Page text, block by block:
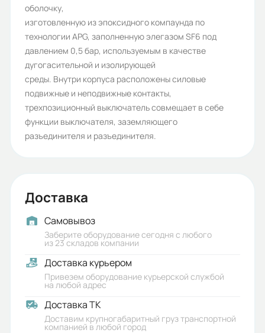
оболочку,
изготовленную из эпоксидного компаунда по
технологии APG, заполненную элегазом SF6 под
давлением 0,5 бар, используемым в качестве
дугогасительной и изолирующей
среды. Внутри корпуса расположены силовые
подвижные и неподвижные контакты,
трехпозиционный выключатель совмещает в себе
функции выключателя, заземляющего
разъединителя и разъединителя.
Доставка
Самовывоз
Заберите оборудование сегодня с любого
из 23 складов компании
Доставка курьером
Привезем оборудование курьерской службой
на любой адрес
Доставка ТК
Доставим крупногабаритный груз транспортной
компанией в любой город